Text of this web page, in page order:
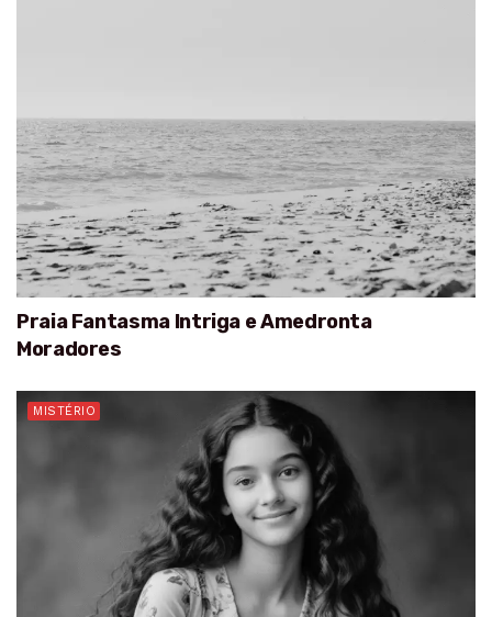
Praia Fantasma Intriga e Amedronta
Moradores
MISTÉRIO